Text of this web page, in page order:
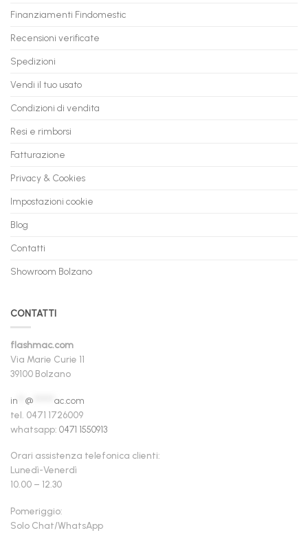
acon
Finanziamenti Findomestic
Recensioni verificate
Spedizioni
Vendi il tuo usato
Condizioni di vendita
Resi e rimborsi
Fatturazione
Privacy & Cookies
Impostazioni cookie
Blog
Contatti
Showroom Bolzano
CONTATTI
flashmac.com
Via Marie Curie 11
39100 Bolzano
in @
ac.com
tel. 0471 1726009
whatsapp: 0471 1550913
Orari assistenza telefonica clienti:
Lunedì-Venerdì
10.00 – 12.30
Pomeriggio:
Solo Chat/WhatsApp